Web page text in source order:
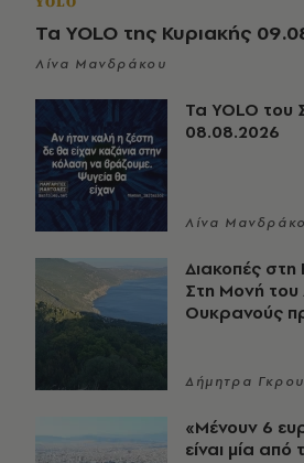
Τα YOLO της Κυριακής
Λίνα Μανδράκου
Τα YOLO του
08.08.2026
Λίνα
Διακοπές στη
Στη Μονή του
Ουκρανούς
Δήμητρα
«Μένουν 6
είναι μία από